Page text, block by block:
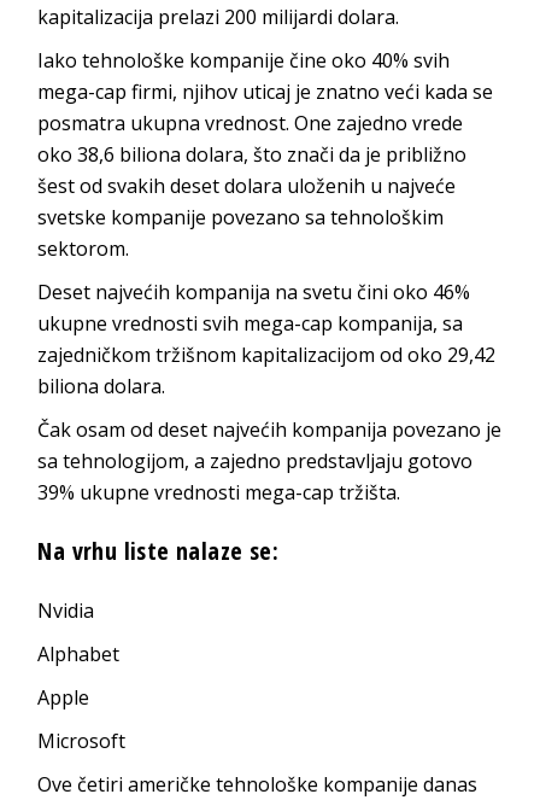
kapitalizacija prelazi 200 milijardi dolara.
Iako tehnološke kompanije čine oko 40% svih
mega-cap firmi, njihov uticaj je znatno veći kada se
posmatra ukupna vrednost. One zajedno vrede
oko 38,6 biliona dolara, što znači da je približno
šest od svakih deset dolara uloženih u najveće
svetske kompanije povezano sa tehnološkim
sektorom.
Deset najvećih kompanija na svetu čini oko 46%
ukupne vrednosti svih mega-cap kompanija, sa
zajedničkom tržišnom kapitalizacijom od oko 29,42
biliona dolara.
Čak osam od deset najvećih kompanija povezano je
sa tehnologijom, a zajedno predstavljaju gotovo
39% ukupne vrednosti mega-cap tržišta.
Na vrhu liste nalaze se:
Nvidia
Alphabet
Apple
Microsoft
Ove četiri američke tehnološke kompanije danas